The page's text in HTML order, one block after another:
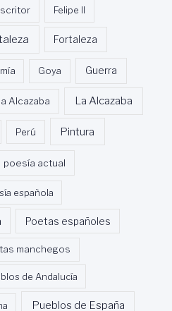
Felipe II
Fortaleza
Goya Guerra
Alcazaba La Alcazaba
Perú Pintura
poesía actual
española
Poetas españoles
manchegos
de Andalucía
Pueblos de España